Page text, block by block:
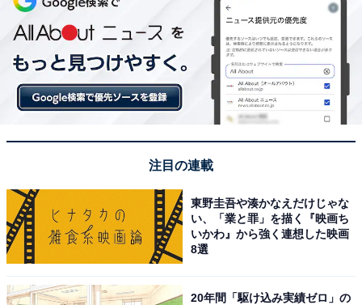
のコンテンツ制作に携わる。
次ページ 5位までのランキング結果を見る
注目の連載
東野圭吾や湊かなえだけじゃな
い、「業と罪」を描く『映画ち
いかわ』から強く連想した映画
8選
20年間「駆け込み実績ゼロ」の